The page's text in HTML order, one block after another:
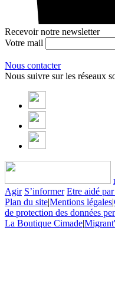
Recevoir notre newsletter
Votre mail
Nous contacter
Nous suivre sur les réseaux
Agir S’informer Etre aidé
Plan du site|Mentions légales|
de protection des données
La Boutique Cimade|